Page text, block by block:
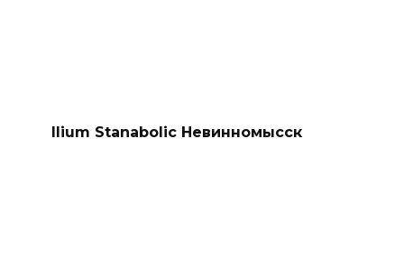
Ilium Stanabolic Невинномысск